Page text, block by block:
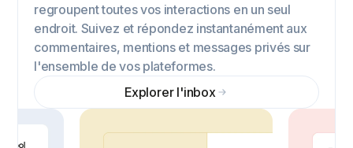
regroupent toutes vos interactions en un seul
endroit. Suivez et répondez instantanément aux
commentaires, mentions et messages privés sur
l'ensemble de vos plateformes.
Explorer l'inbox